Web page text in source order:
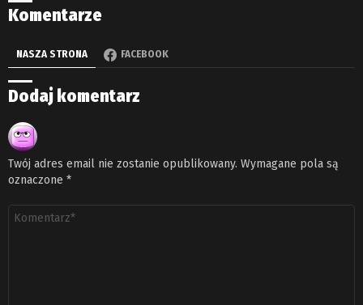
Komentarze
NASZA STRONA FACEBOOK
Dodaj komentarz
Twój adres email nie zostanie opublikowany. Wymagane pola są
oznaczone *